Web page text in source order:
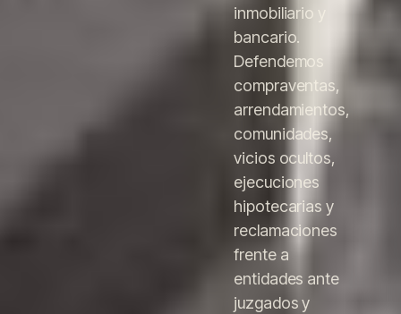
inmobiliario y
bancario.
Defendemos
compraventas,
arrendamientos,
comunidades,
vicios ocultos,
ejecuciones
hipotecarias y
reclamaciones
frente a
entidades ante
juzgados y